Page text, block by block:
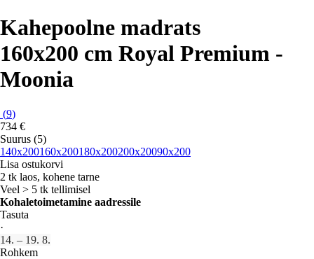
Kahepoolne madrats
160x200 cm Royal Premium -
Moonia
(9)
734 €
Suurus (5)
140x200160x200180x200200x20090x200
Lisa ostukorvi
2 tk laos, kohene tarne
Veel > 5 tk tellimisel
Kohaletoimetamine aadressile
Tasuta
·
14. – 19. 8.
Rohkem